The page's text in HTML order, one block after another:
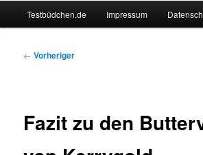
Testbüdchen.de Impressum
Beitragsnavigation
← Vorheriger
Fazit zu den